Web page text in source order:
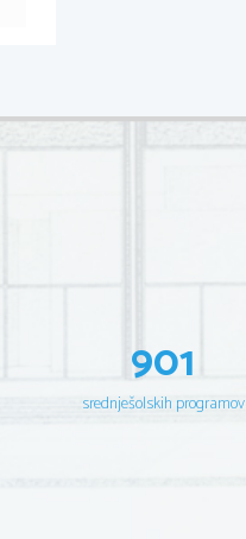
901
srednješolskih programov